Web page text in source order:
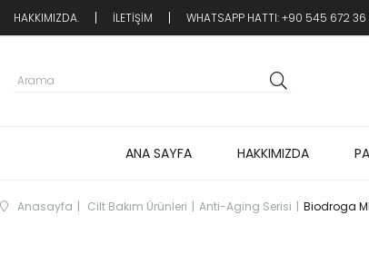
HAKKIMIZDA. İLETİŞİM WHATSAPP HATTI: +90 545 672
ANA SAYFA HAKKIMIZDA
Anasayfa Cilt Bakım Ürünleri Anti-Aging Serisi Biodroga